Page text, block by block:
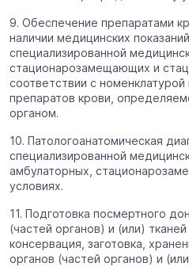
9. Обеспечение препаратами
наличии медицинских
специализированной
стационарозамещающих и
соответствии с
препаратов крови,
органом.
10. Патологоанатомическая
специализированной
амбулаторных,
условиях.
11. Подготовка посмертного
(частей органов) и (или)
консервация, заготовка,
органов (частей органов) и